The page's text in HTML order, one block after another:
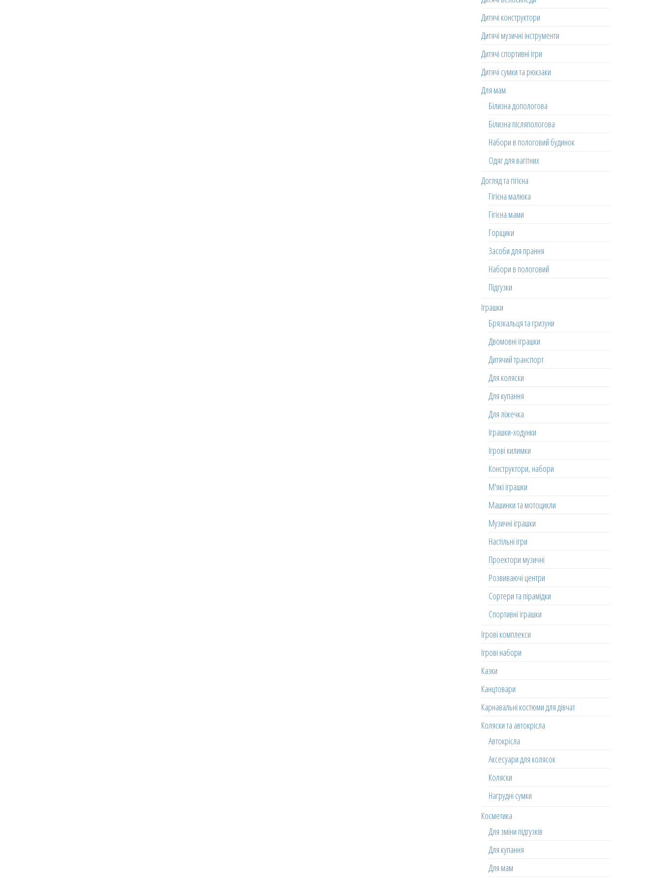
Дитячі конструктори
Дитячі музичні інструменти
Дитячі спортивні ігри
Дитячі сумки та рюкзаки
Для мам
Білизна допологова
Білизна післяпологова
Набори в пологовий будинок
Одяг для вагітних
Догляд та гігієна
Гігієна малюка
Гігієна мами
Горщики
Засоби для прання
Набори в пологовий
Підгузки
Іграшки
Брязкальця та гризуни
Двомовні іграшки
Дитячий транспорт
Для коляски
Для купання
Для ліжечка
Іграшки-ходунки
Ігрові килимки
Конструктори, набори
М'які іграшки
Машинки та мотоцикли
Музичні іграшки
Настільні ігри
Проектори музичні
Розвиваючі центри
Сортери та пірамідки
Спортивні іграшки
Ігрові комплекси
Ігрові набори
Казки
Канцтовари
Карнавальні костюми для дівчат
Коляски та автокрісла
Автокрісла
Аксесуари для колясок
Коляски
Нагрудні сумки
Косметика
Для зміни підгузків
Для купання
Для мам